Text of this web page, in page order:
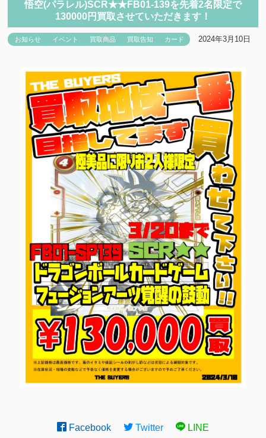
悟空(パラレル)SCR★★FB01-139を先着2名限定で
130000円買取させていただきます！
お知らせ イベント 買取商品 買取告知 カード 2024年3月10日
Facebook Twitter LINE